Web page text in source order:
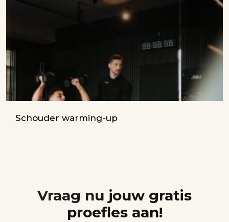
Schouder warming-up
Vraag nu jouw gratis
proefles aan!